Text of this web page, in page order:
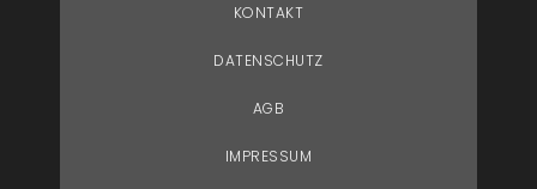
KONTAKT
DATENSCHUTZ
AGB
IMPRESSUM